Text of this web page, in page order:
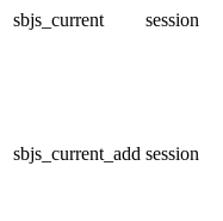
sbjs_current session
sbjs_current_add session